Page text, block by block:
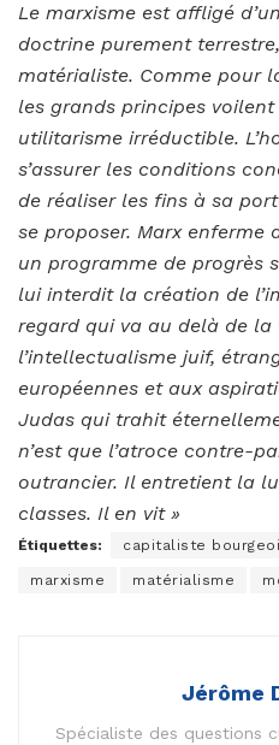
Le marxisme est affligé
doctrine purement
matérialiste. Comme pour
les grands principes
utilitarisme irréductible.
s’assurer les conditions
de réaliser les fins à sa
se proposer. Marx enferme
un programme de progrès
lui interdit la création de
regard qui va au delà de la
l’intellectualisme juif,
européennes et aux
Judas qui trahit
n’est que l’atroce contre-
outrancier. Il entretient la
classes. Il en vit »
Étiquettes: capitaliste
marxisme matérialisme
Jérôme
Spécialiste des questions